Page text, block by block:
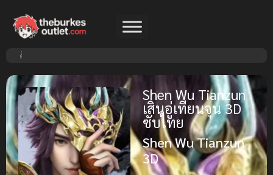
Shen Wu Tianzun
เสินอู่เทียนจุน 3D
ซับไทย
Shen Wu Tianzun
3D